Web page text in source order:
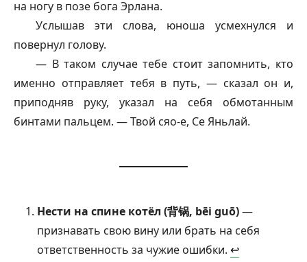
на ногу в позе бога Эрлана.
Услышав эти слова, юноша усмехнулся и
повернул голову.
— В таком случае тебе стоит запомнить, кто
именно отправляет тебя в путь, — сказал он и,
приподняв руку, указал на себя обмотанным
бинтами пальцем. — Твой сяо-е, Се Яньлай.
Нести на спине котёл (背锅, bēi guō)—
признавать свою вину или брать на себя
ответственность за чужие ошибки. ↩︎